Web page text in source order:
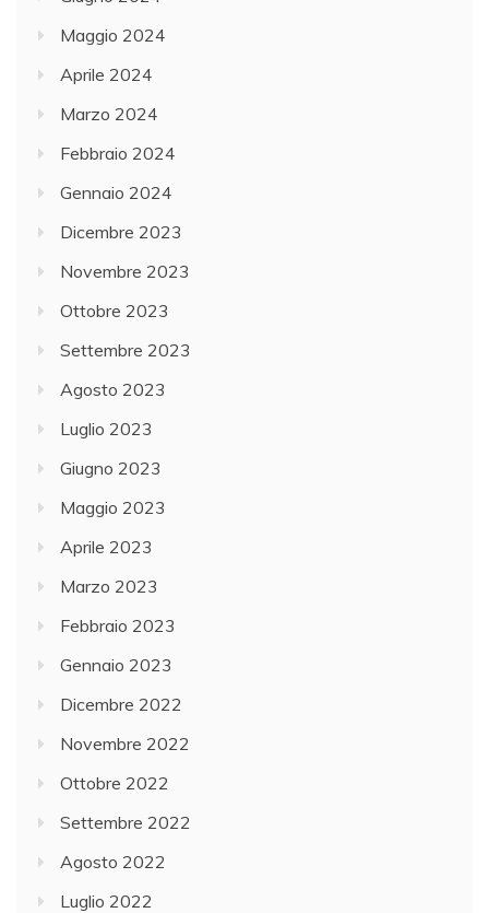
Maggio 2024
Aprile 2024
Marzo 2024
Febbraio 2024
Gennaio 2024
Dicembre 2023
Novembre 2023
Ottobre 2023
Settembre 2023
Agosto 2023
Luglio 2023
Giugno 2023
Maggio 2023
Aprile 2023
Marzo 2023
Febbraio 2023
Gennaio 2023
Dicembre 2022
Novembre 2022
Ottobre 2022
Settembre 2022
Agosto 2022
Luglio 2022